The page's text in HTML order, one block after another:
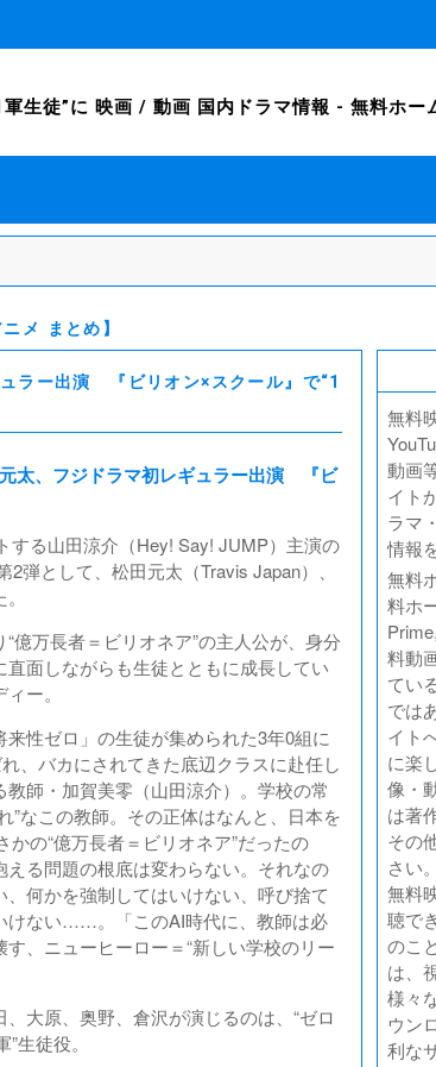
生徒”に 映画 / 動画 国内ドラマ情報 - 無料ホ
メ まとめ】
ラー出演 『ビリオン×スクール』で“1
太、フジドラマ初レギュラー出演 『ビ
る山田涼介（Hey! Say! JUMP）主演の
弾として、松田元太（Travis Japan）、
万長者＝ビリオネア”の主人公が、身分
面しながらも生徒とともに成長してい
ー。
性ゼロ」の生徒が集められた3年0組に
、バカにされてきた底辺クラスに赴任し
師・加賀美零（山田涼介）。学校の常
”なこの教師。その正体はなんと、日本を
の“億万長者＝ビリオネア”だったの
る問題の根底は変わらない。それなの
何かを強制してはいけない、呼び捨て
けない……。「このAI時代に、教師は必
、ニューヒーロー＝“新しい学校のリー
大原、奥野、倉沢が演じるのは、“ゼロ
生徒役。
無料
動画
イト
ラマ
情報
無料
料ホ
料動
てい
では
イト
に楽
像・
は著
その
さい
無料
聴で
のこ
は、
様々
ウン
利な